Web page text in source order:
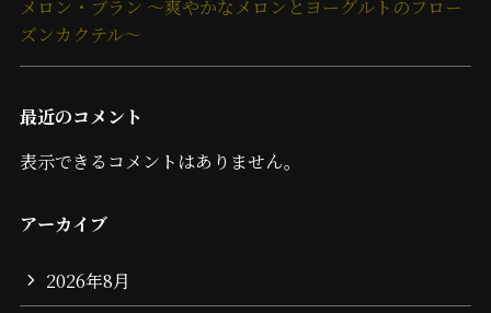
メロン・ブラン ～爽やかなメロンとヨーグルトのフロー
ズンカクテル～
最近のコメント
表示できるコメントはありません。
アーカイブ
2026年8月